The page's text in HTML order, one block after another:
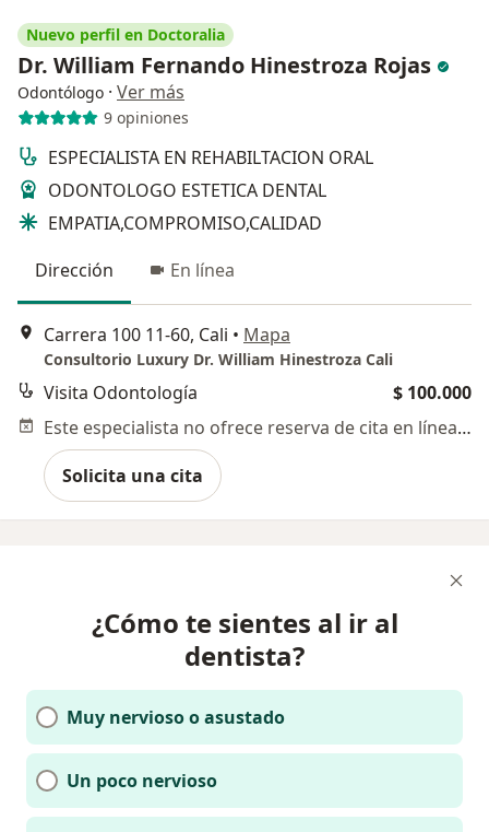
Nuevo perfil en Doctoralia
Dr. William Fernando Hinestroza Rojas
Odontólogo · Ver más
9 opiniones
ESPECIALISTA EN REHABILTACION ORAL
ODONTOLOGO ESTETICA DENTAL
EMPATIA,COMPROMISO,CALIDAD
Dirección
En línea
Carrera 100 11-60, Cali • Mapa
Consultorio Luxury Dr. William Hinestroza Cali
Visita Odontología
$ 100.000
Este especialista no ofrece reserva de cita en línea en esta dirección.
Solicita una cita
¿Cómo te sientes al ir al
dentista?
Muy nervioso o asustado
Un poco nervioso